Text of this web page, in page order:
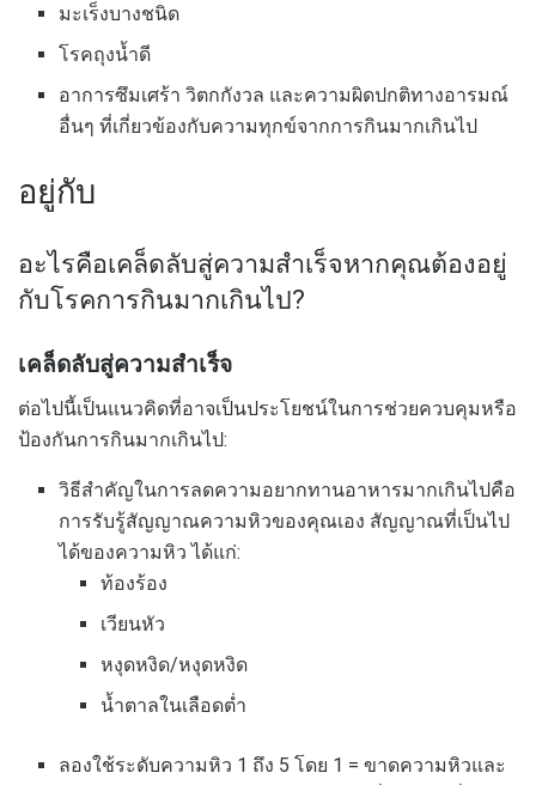
มะเร็งบางชนิด
โรคถุงน้ำดี
อาการซึมเศร้า วิตกกังวล และความผิดปกติทางอารมณ์
อื่นๆ ที่เกี่ยวข้องกับความทุกข์จากการกินมากเกินไป
อยู่กับ
อะไรคือเคล็ดลับสู่ความสำเร็จหากคุณต้องอยู่
กับโรคการกินมากเกินไป?
เคล็ดลับสู่ความสำเร็จ
ต่อไปนี้เป็นแนวคิดที่อาจเป็นประโยชน์ในการช่วยควบคุมหรือ
ป้องกันการกินมากเกินไป:
วิธีสำคัญในการลดความอยากทานอาหารมากเกินไปคือ
การรับรู้สัญญาณความหิวของคุณเอง สัญญาณที่เป็นไป
ได้ของความหิว ได้แก่:
ท้องร้อง
เวียนหัว
หงุดหงิด/หงุดหงิด
น้ำตาลในเลือดต่ำ
ลองใช้ระดับความหิว 1 ถึง 5 โดย 1 = ขาดความหิวและ